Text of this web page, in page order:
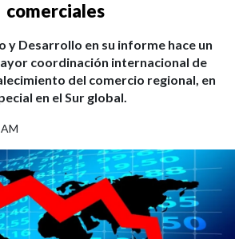
comerciales
y Desarrollo en su informe hace un
coordinación internacional de
del comercio regional, en
en el Sur global.